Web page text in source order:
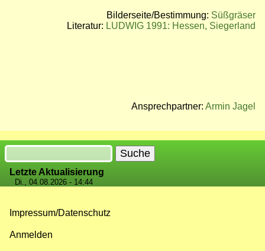
Bilderseite/Bestimmung: Süßgräser
Literatur: LUDWIG 1991: Hessen, Siegerland
Ansprechpartner: Armin Jagel
Suche
Letzte Aktualisierung
Di., 04.08.2026 - 14:44
Impressum/Datenschutz
Anmelden